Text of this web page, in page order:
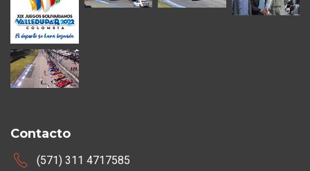
Contacto
(571) 311 4717585